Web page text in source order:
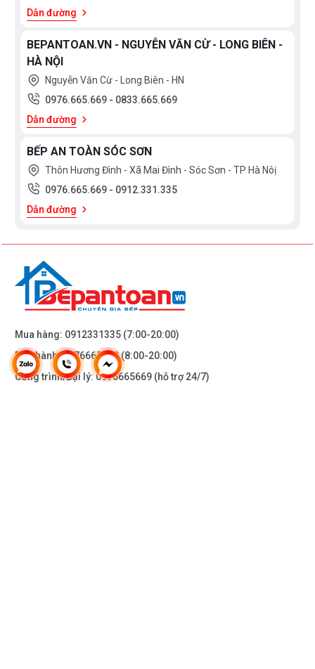
Dẫn đường
BEPANTOAN.VN - NGUYỄN VĂN CỪ - LONG BIÊN -
HÀ NỘI
Nguyễn Văn Cừ - Long Biên - HN
0976.665.669 - 0833.665.669
Dẫn đường
BẾP AN TOÀN SÓC SƠN
Thôn Hương Đình - Xã Mai Đình - Sóc Sơn - TP Hà Nôị
0976.665.669 - 0912.331.335
Dẫn đường
Mua hàng: 0912331335 (7:00-20:00)
Bảo hành:0976665669(8:00-20:00)
Công trình/Đại lý:0976665669 (hỗ trợ 24/7)